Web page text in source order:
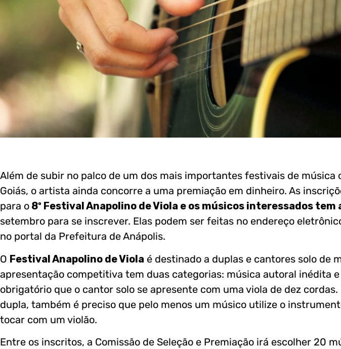
Além de subir no palco de um dos mais importantes festivais de música
Goiás, o artista ainda concorre a uma premiação em dinheiro. As
para o 8º Festival Anapolino de Viola e os músicos interessados tem
setembro para se inscrever. Elas podem ser feitas no endereço
no portal da Prefeitura de Anápolis.
O Festival Anapolino de Viola é destinado a duplas e cantores solo de
apresentação competitiva tem duas categorias: música autoral inédita
obrigatório que o cantor solo se apresente com uma viola de dez cordas.
dupla, também é preciso que pelo menos um músico utilize o
tocar com um violão.
Entre os inscritos, a Comissão de Seleção e Premiação irá escolher 20